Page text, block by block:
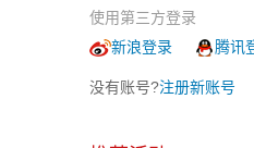
使用第三方登录
新浪登录
腾讯
没有账号?注册新账号